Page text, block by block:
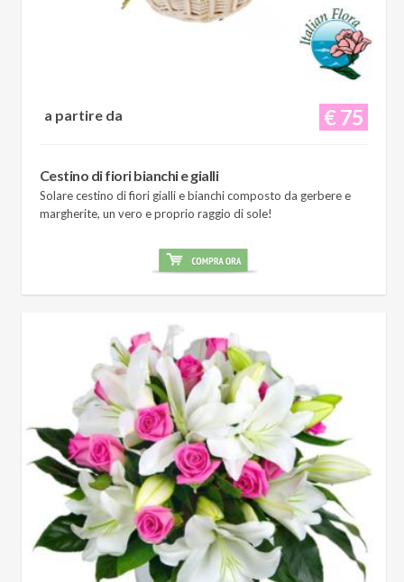
€ 75
a partire da
Cestino di fiori bianchi e gialli
Solare cestino di fiori gialli e bianchi composto da gerbere e
margherite, un vero e proprio raggio di sole!